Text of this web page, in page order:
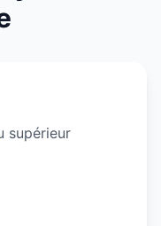
supérieur